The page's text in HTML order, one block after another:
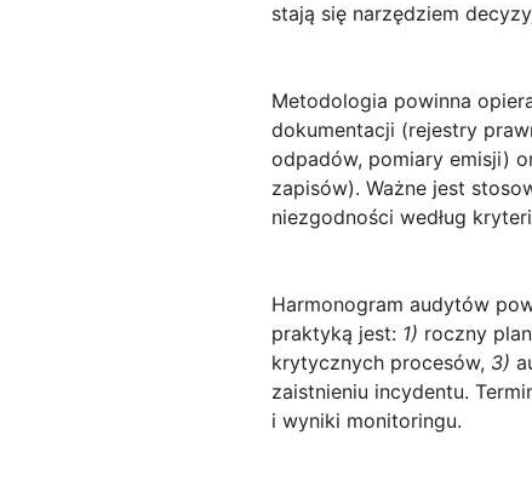
stają się narzędziem
Metodologia powinna
dokumentacji (rejestry
odpadów, pomiary emisji)
zapisów). Ważne jest
niezgodności według
Harmonogram audytów
praktyką jest: 1) roczny
krytycznych procesów, 3)
zaistnieniu incydentu.
i wyniki monitoringu.